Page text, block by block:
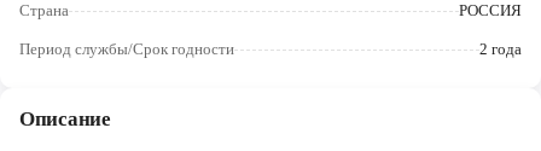
Страна РОССИЯ
Период службы/Срок годности 2 года
Описание